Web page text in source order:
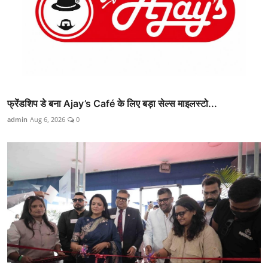
फ्रेंडशिप डे बना Ajay’s Café के लिए बड़ा सेल्स माइलस्टो...
admin Aug 6, 2026 0